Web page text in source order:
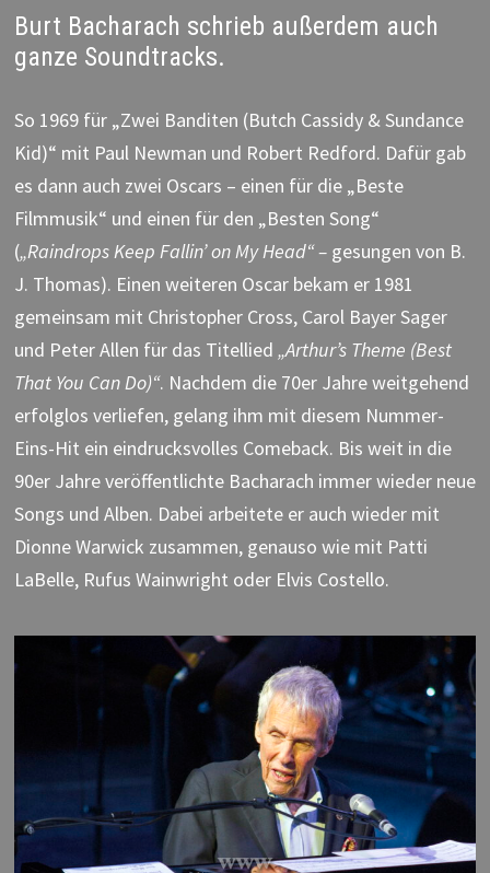
Burt Bacharach schrieb außerdem auch
ganze Soundtracks.
So 1969 für „Zwei Banditen (Butch Cassidy & Sundance
Kid)“ mit Paul Newman und Robert Redford. Dafür gab
es dann auch zwei Oscars – einen für die „Beste
Filmmusik“ und einen für den „Besten Song“
(„Raindrops Keep Fallin’ on My Head“ – gesungen von B.
J. Thomas). Einen weiteren Oscar bekam er 1981
gemeinsam mit Christopher Cross, Carol Bayer Sager
und Peter Allen für das Titellied „Arthur’s Theme (Best
That You Can Do)“. Nachdem die 70er Jahre weitgehend
erfolglos verliefen, gelang ihm mit diesem Nummer-
Eins-Hit ein eindrucksvolles Comeback. Bis weit in die
90er Jahre veröffentlichte Bacharach immer wieder neue
Songs und Alben. Dabei arbeitete er auch wieder mit
Dionne Warwick zusammen, genauso wie mit Patti
LaBelle, Rufus Wainwright oder Elvis Costello.